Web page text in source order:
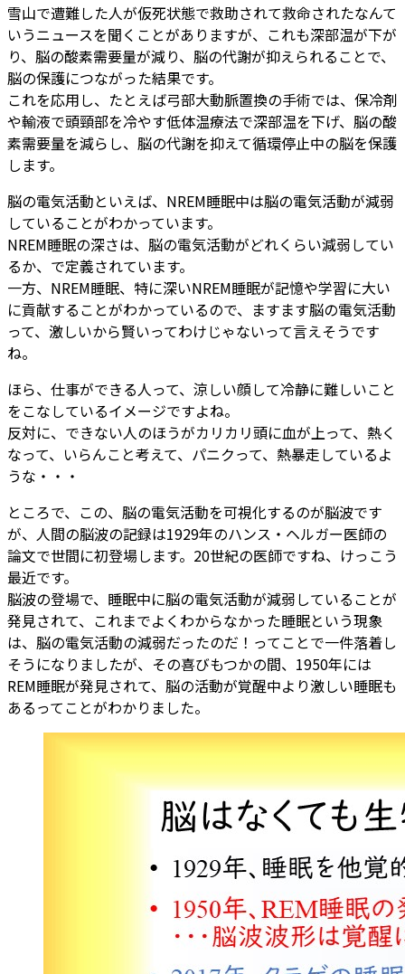
雪山で遭難した人が仮死状態で救助されて救命されたなんて
いうニュースを聞くことがありますが、これも深部温が下が
り、脳の酸素需要量が減り、脳の代謝が抑えられることで、
脳の保護につながった結果です。
これを応用し、たとえば弓部大動脈置換の手術では、保冷剤
や輸液で頭頸部を冷やす低体温療法で深部温を下げ、脳の酸
素需要量を減らし、脳の代謝を抑えて循環停止中の脳を保護
します。
脳の電気活動といえば、NREM睡眠中は脳の電気活動が減弱
していることがわかっています。
NREM睡眠の深さは、脳の電気活動がどれくらい減弱してい
るか、で定義されています。
一方、NREM睡眠、特に深いNREM睡眠が記憶や学習に大い
に貢献することがわかっているので、ますます脳の電気活動
って、激しいから賢いってわけじゃないって言えそうです
ね。
ほら、仕事ができる人って、涼しい顔して冷静に難しいこと
をこなしているイメージですよね。
反対に、できない人のほうがカリカリ頭に血が上って、熱く
なって、いらんこと考えて、パニクって、熱暴走しているよ
うな・・・
ところで、この、脳の電気活動を可視化するのが脳波です
が、人間の脳波の記録は1929年のハンス・ヘルガー医師の
論文で世間に初登場します。20世紀の医師ですね、けっこう
最近です。
脳波の登場で、睡眠中に脳の電気活動が減弱していることが
発見されて、これまでよくわからなかった睡眠という現象
は、脳の電気活動の減弱だったのだ！ってことで一件落着し
そうになりましたが、その喜びもつかの間、1950年には
REM睡眠が発見されて、脳の活動が覚醒中より激しい睡眠も
あるってことがわかりました。